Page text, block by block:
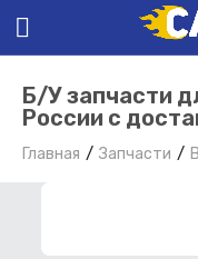
Б/У запчасти
России с
Главная Запчасти